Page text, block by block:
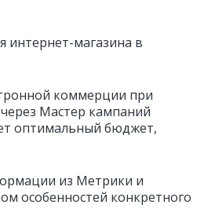
интернет-магазина в
коммерции при
Мастер кампаний
оптимальный бюджет,
из Метрики и
особенностей конкретного